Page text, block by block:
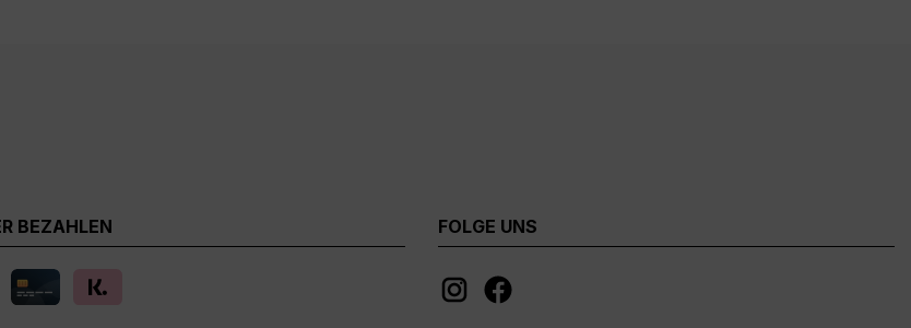
BEZAHLEN FOLGE UNS